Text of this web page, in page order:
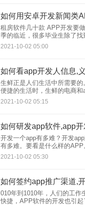
如何用安卓开发新闻类
租房软件几十款 APP开发要
季的临近，很多毕业生除了找
还面临着一个重要的任务：如
到合适的房子因此，笔者打开
2021-10-02 05:00
如何看app开发人信息,
生鲜正是人们生活中所需要
便捷的生活时，生鲜的电商和
更好的服务。在配送，我们在
快的配送速度，在生鲜提供保
2021-10-02 05:15
如何研发app软件,app
开发一个app有多难？开发
有多难。要看是什么样的APP
况： 1.自娱自乐APP 开发目的：纯粹练习/自娱自乐
2021-10-02 05:30
如何签约app推广渠道,
010年到1010年，人们的工作
快捷，APP软件的开发也引起